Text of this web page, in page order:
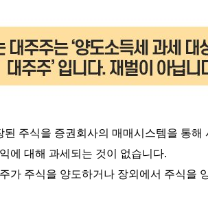
주식을 증권회사의 매매시스템을 통해
에 대해 과세되는 것이 없습니다.
가 주식을 양도하거나 장외에서 주식을